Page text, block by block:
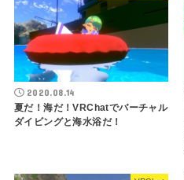
2020.08.14
夏だ！海だ！VRChatでバーチャル
ダイビングと海水浴だ！